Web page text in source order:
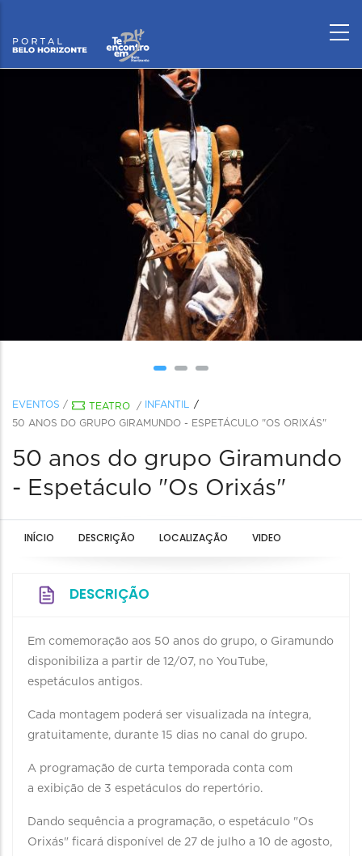
EVENTOS / TEATRO /
INFANTIL
50 ANOS DO GRUPO GIRAMUNDO - ESPETÁCULO "OS ORIXÁS"
50 anos do grupo Giramundo
- Espetáculo "Os Orixás"
INÍCIO DESCRIÇÃO LOCALIZAÇÃO VIDEO
DESCRIÇÃO
Em comemoração aos 50 anos do grupo, o Giramundo
disponibiliza a partir de 12/07, no YouTube,
espetáculos antigos.
Cada montagem poderá ser visualizada na íntegra,
gratuitamente, durante 15 dias no canal do grupo.
A programação de curta temporada conta com
a exibição de 3 espetáculos do repertório.
Dando sequência a programação, o espetáculo "Os
Orixás" ficará disponível de 27 de julho a 10 de agosto,